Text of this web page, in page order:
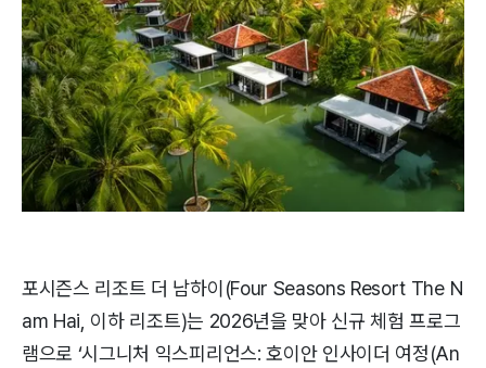
포시즌스 리조트 더 남하이(Four Seasons Resort The N
am Hai, 이하 리조트)는 2026년을 맞아 신규 체험 프로그
램으로 ‘시그니처 익스피리언스: 호이안 인사이더 여정(An